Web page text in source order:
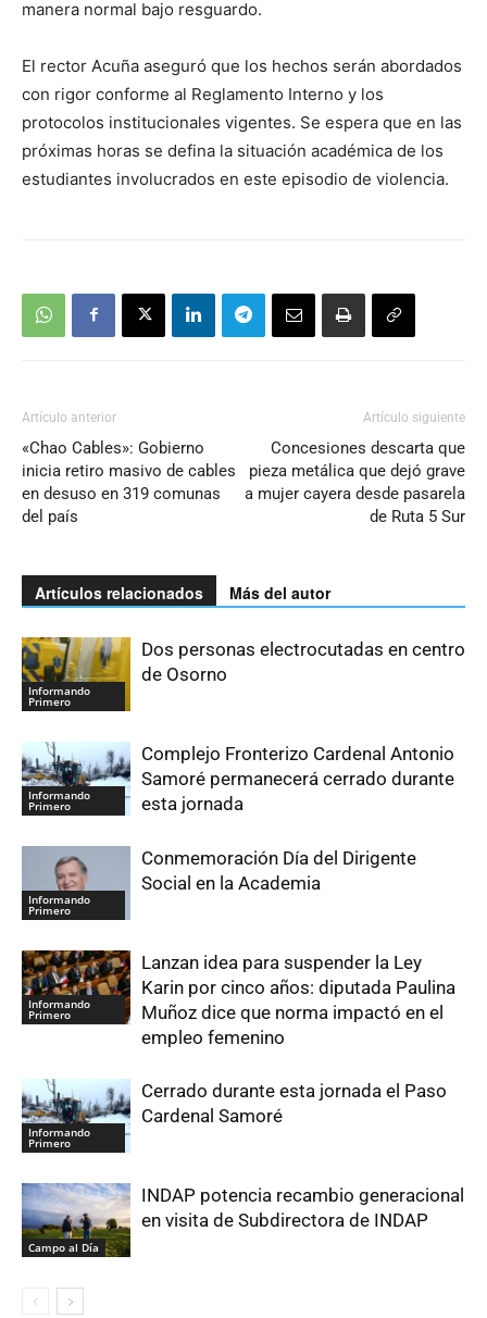
manera normal bajo resguardo.
El rector Acuña aseguró que los hechos serán abordados
con rigor conforme al Reglamento Interno y los
protocolos institucionales vigentes. Se espera que en las
próximas horas se defina la situación académica de los
estudiantes involucrados en este episodio de violencia.
Artículo anterior
«Chao Cables»: Gobierno
inicia retiro masivo de cables
en desuso en 319 comunas
del país
Artículo siguiente
Concesiones descarta que
pieza metálica que dejó grave
a mujer cayera desde pasarela
de Ruta 5 Sur
Artículos relacionados Más del autor
Informando
Primero
Dos personas electrocutadas en centro
de Osorno
Informando
Primero
Complejo Fronterizo Cardenal Antonio
Samoré permanecerá cerrado durante
esta jornada
Informando
Primero
Conmemoración Día del Dirigente
Social en la Academia
Informando
Primero
Lanzan idea para suspender la Ley
Karin por cinco años: diputada Paulina
Muñoz dice que norma impactó en el
empleo femenino
Informando
Primero
Cerrado durante esta jornada el Paso
Cardenal Samoré
Campo al Día
INDAP potencia recambio generacional
en visita de Subdirectora de INDAP